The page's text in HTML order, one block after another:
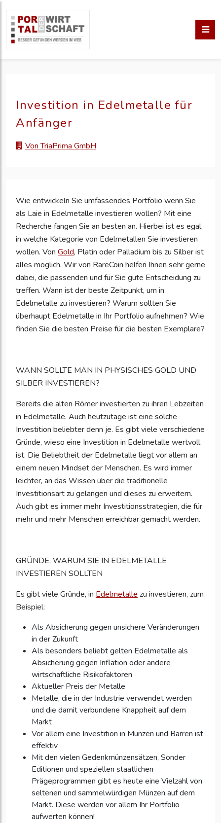
Investition in Edelmetalle für
Anfänger
Von TriaPrima GmbH
Wie entwickeln Sie umfassendes Portfolio wenn Sie
als Laie in Edelmetalle investieren wollen? Mit eine
Recherche fangen Sie an besten an. Hierbei ist es egal,
in welche Kategorie von Edelmetallen Sie investieren
wollen. Von Gold, Platin oder Palladium bis zu Silber ist
alles möglich. Wir von RareCoin helfen Ihnen sehr gerne
dabei, die passenden und für Sie gute Entscheidung zu
treffen. Wann ist der beste Zeitpunkt, um in
Edelmetalle zu investieren? Warum sollten Sie
überhaupt Edelmetalle in Ihr Portfolio aufnehmen? Wie
finden Sie die besten Preise für die besten Exemplare?
WANN SOLLTE MAN IN PHYSISCHES GOLD UND
SILBER INVESTIEREN?
Bereits die alten Römer investierten zu ihren Lebzeiten
in Edelmetalle. Auch heutzutage ist eine solche
Investition beliebter denn je. Es gibt viele verschiedene
Gründe, wieso eine Investition in Edelmetalle wertvoll
ist. Die Beliebtheit der Edelmetalle liegt vor allem an
einem neuen Mindset der Menschen. Es wird immer
leichter, an das Wissen über die traditionelle
Investitionsart zu gelangen und dieses zu erweitern.
Auch gibt es immer mehr Investitionsstrategien, die für
mehr und mehr Menschen erreichbar gemacht werden.
GRÜNDE, WARUM SIE IN EDELMETALLE
INVESTIEREN SOLLTEN
Es gibt viele Gründe, in Edelmetalle zu investieren, zum
Beispiel:
Als Absicherung gegen unsichere Veränderungen
in der Zukunft
Als besonders beliebt gelten Edelmetalle als
Absicherung gegen Inflation oder andere
wirtschaftliche Risikofaktoren
Aktueller Preis der Metalle
Metalle, die in der Industrie verwendet werden
und die damit verbundene Knappheit auf dem
Markt
Vor allem eine Investition in Münzen und Barren ist
effektiv
Mit den vielen Gedenkmünzensätzen, Sonder
Editionen und speziellen staatlichen
Prägeprogrammen gibt es heute eine Vielzahl von
seltenen und sammelwürdigen Münzen auf dem
Markt. Diese werden vor allem Ihr Portfolio
aufwerten können!